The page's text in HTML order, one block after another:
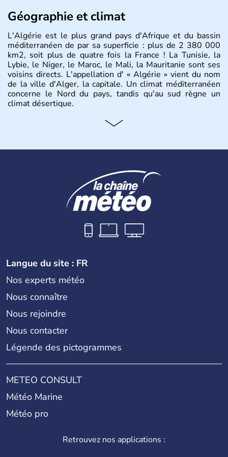
Géographie et climat
L'Algérie est le plus grand pays d'Afrique et du bassin
méditerranéen de par sa superficie : plus de 2 380 000
km2, soit plus de quatre fois la France ! La Tunisie, la
Lybie, le Niger, le Maroc, le Mali, la Mauritanie sont ses
voisins directs. L'appellation d' « Algérie » vient du nom
de la ville d'Alger, la capitale. Un climat méditerranéen
concerne le Nord du pays, tandis qu'au sud règne un
climat désertique.
Histoire et administration
sont quelques unes des villes principales du pays.
près de la moitié ont moins de 19 ans. La musique
l’une des fiertés du pays, originaire des régions les plus à
couscous
est l’un des plats traditionnels les
Langue du site : FR
Nos experts météo
Nous connaître
Nous rejoindre
Nous contacter
Légende des pictogrammes
METEO CONSULT
Météo Marine
Météo pro
Retrouvez nos applications :